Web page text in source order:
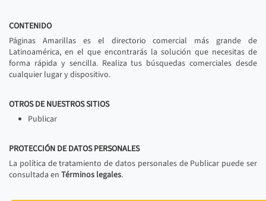
CONTENIDO
Páginas Amarillas es el directorio comercial más grande de
Latinoamérica, en el que encontrarás la solución que necesitas de
forma rápida y sencilla. Realiza tus búsquedas comerciales desde
cualquier lugar y dispositivo.
OTROS DE NUESTROS SITIOS
Publicar
PROTECCIÓN DE DATOS PERSONALES
La política de tratamiento de datos personales de Publicar puede ser
consultada en Términos legales.